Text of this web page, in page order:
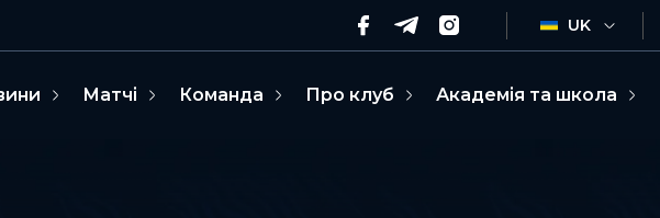
UK
Матчі Команда Про клуб Академія та школа